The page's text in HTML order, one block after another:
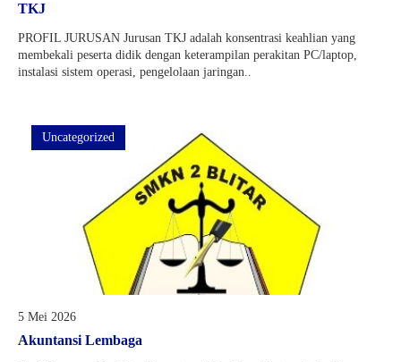
TKJ
PROFIL JURUSAN Jurusan TKJ adalah konsentrasi keahlian yang
membekali peserta didik dengan keterampilan perakitan PC/laptop,
instalasi sistem operasi, pengelolaan jaringan..
Uncategorized
5 Mei 2026
Akuntansi Lembaga